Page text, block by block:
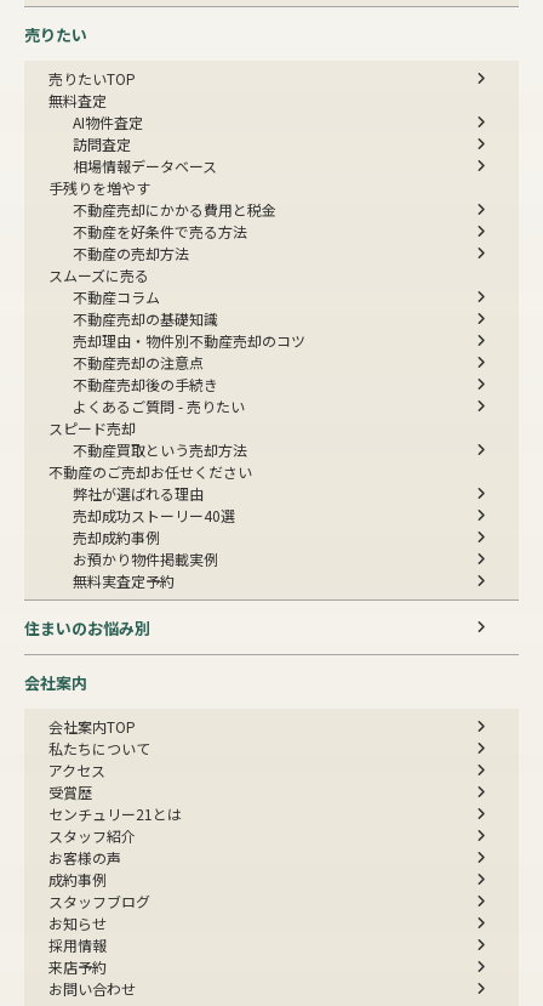
売りたい
売りたいTOP
無料査定
AI物件査定
訪問査定
相場情報データベース
手残りを増やす
不動産売却にかかる費用と税金
不動産を好条件で売る方法
不動産の売却方法
スムーズに売る
不動産コラム
不動産売却の基礎知識
売却理由・物件別不動産売却のコツ
不動産売却の注意点
不動産売却後の手続き
よくあるご質問 - 売りたい
スピード売却
不動産買取という売却方法
不動産のご売却お任せください
弊社が選ばれる理由
売却成功ストーリー40選
売却成約事例
お預かり物件掲載実例
無料実査定予約
住まいのお悩み別
会社案内
会社案内TOP
私たちについて
アクセス
受賞歴
センチュリー21とは
スタッフ紹介
お客様の声
成約事例
スタッフブログ
お知らせ
採用情報
来店予約
お問い合わせ